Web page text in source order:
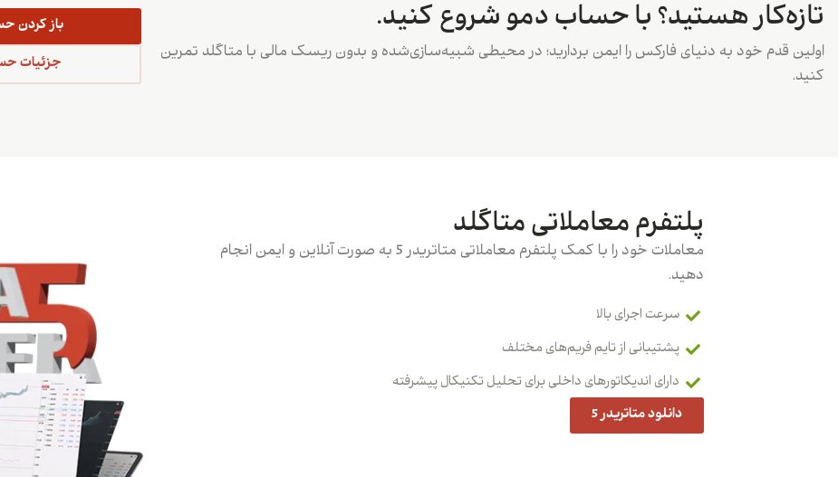
تازه‌کار هستید؟ با حساب دمو شروع کنید.
اولین قدم خود به دنیای فارکس را ایمن بردارید؛ در محیطی شبیه‌سازی‌شده و بدون ریسک مالی با متاگلد تمرین
کنید.
باز کردن
جزئیات
پلتفرم معاملاتی متاگلد
معاملات خود را با کمک پلتفرم معاملاتی متاتریدر 5 به صورت آنلاین و ایمن انجام
دهید.
سرعت اجرای بالا
پشتیبانی از تایم فریم‌های مختلف
دارای اندیکاتورهای داخلی برای تحلیل تکنیکال پیشرفته
دانلود متاتریدر 5